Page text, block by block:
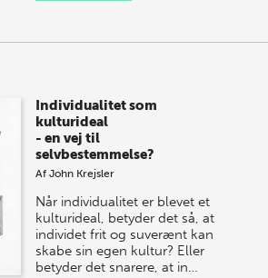
Individualitet som
kulturideal
- en vej til
selvbestemmelse?
AfJohn Krejsler
Når individualitet er blevet et
kulturideal, betyder det så, at
individet frit og suverænt kan
skabe sin egen kultur? Eller
betyder det snarere, at in…